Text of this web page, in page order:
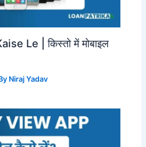
Le | किस्तो में मोबाइल
Niraj Yadav